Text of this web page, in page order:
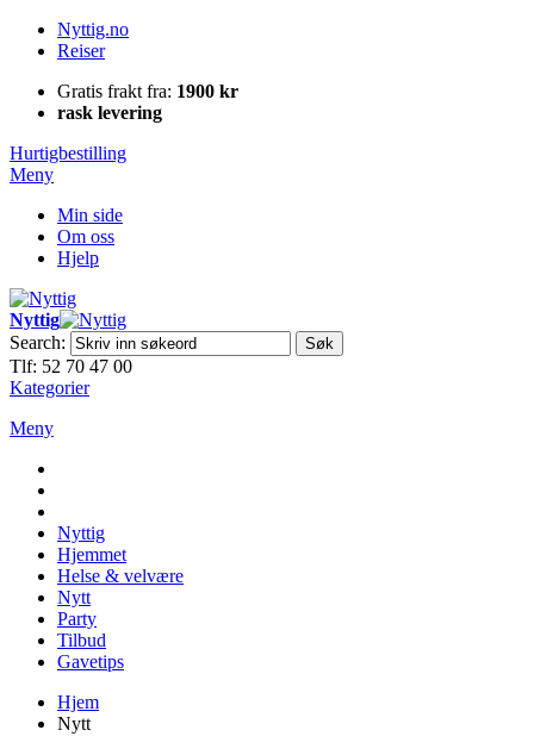
Nyttig.no
Reiser
Gratis frakt fra: 1900 kr
rask levering
Hurtigbestilling
Meny
Min side
Om oss
Hjelp
Nyttig
Search:
Søk
Tlf: 52 70 47 00
Kategorier
Meny
Nyttig
Hjemmet
Helse & velvære
Nytt
Party
Tilbud
Gavetips
Hjem
Nytt